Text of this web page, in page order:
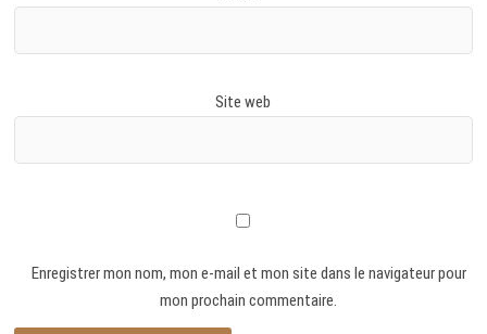
Site web
Enregistrer mon nom, mon e-mail et mon site dans le navigateur pour
mon prochain commentaire.